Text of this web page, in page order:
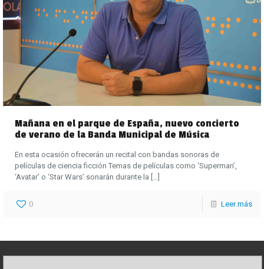
Mañana en el parque de España, nuevo concierto
de verano de la Banda Municipal de Música
En esta ocasión ofrecerán un recital con bandas sonoras de
películas de ciencia ficción Temas de películas como ‘Superman’,
‘Avatar’ o ‘Star Wars’ sonarán durante la […]
0 Leer más